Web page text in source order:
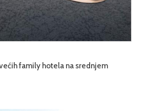
family hotela na srednjem